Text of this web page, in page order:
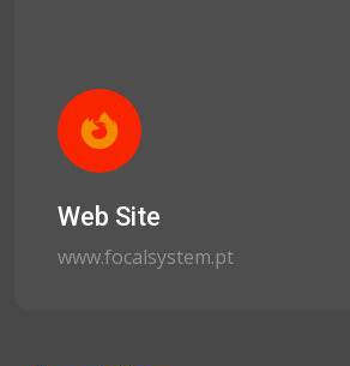
Web Site
www.focalsystem.pt